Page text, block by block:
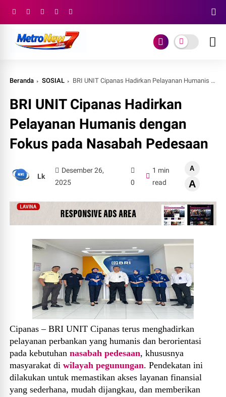
Beranda SOSIAL BRI UNIT Cipanas Hadirkan Pelayanan Humanis dengan Fokus pada Nasabah Pedesaan
BRI UNIT Cipanas Hadirkan
Pelayanan Humanis dengan
Fokus pada Nasabah Pedesaan
Lk
Desember 26,
2025
0
1 min
read
A
A
Cipanas – BRI UNIT Cipanas terus menghadirkan
pelayanan perbankan yang humanis dan berorientasi
pada kebutuhannasabah pedesaan, khususnya
masyarakat diwilayah pegunungan. Pendekatan ini
dilakukan untuk memastikan akses layanan finansial
yang sederhana, mudah dijangkau, dan memberikan